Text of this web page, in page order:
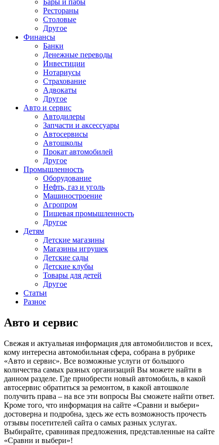
Бары и пабы
Рестораны
Столовые
Другое
Финансы
Банки
Денежные переводы
Инвестиции
Нотариусы
Страхование
Адвокаты
Другое
Авто и сервис
Автодилеры
Запчасти и аксессуары
Автосервисы
Автошколы
Прокат автомобилей
Другое
Промышленность
Оборудование
Нефть, газ и уголь
Машиностроение
Агропром
Пищевая промышленность
Другое
Детям
Детские магазины
Магазины игрушек
Детские сады
Детские клубы
Товары для детей
Другое
Статьи
Разное
Авто и сервис
Свежая и актуальная информация для автомобилистов и всех,
кому интересна автомобильная сфера, собрана в рубрике
«Авто и сервис». Все возможные услуги от большого
количества самых разных организаций Вы можете найти в
данном разделе. Где приобрести новый автомобиль, в какой
автосервис обратиться за ремонтом, в какой автошколе
получить права – на все эти вопросы Вы сможете найти ответ.
Кроме того, что информация на сайте «Сравни и выбери»
достоверна и подробна, здесь же есть возможность прочесть
отзывы посетителей сайта о самых разных услугах.
Выбирайте, сравнивая предложения, представленные на сайте
«Сравни и выбери»!